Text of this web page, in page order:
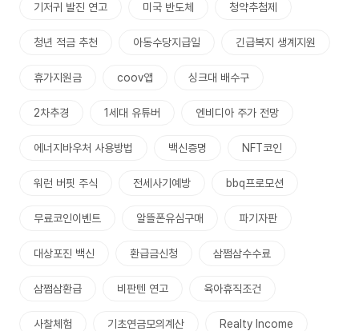
기저귀 발진 연고 미국 반도체 청약추첨제
청년 적금 추천 아동수당지급일 긴급복지 생계지원
휴가지원금 coov앱 싱크대 배수구
2차추경 1세대 유튜버 엔비디아 주가 전망
에너지바우처 사용방법 백신증명 NFT코인
워런 버핏 주식 전세사기예방 bbq프로모션
무료코인이벤트 알뜰폰유심구매 파기자판
대상포진 백신 환급금신청 삼쩜삼수수료
삼쩜삼환급 비판텐 연고 육아휴직조건
사찰체험 기초연금모의계산 Realty Income